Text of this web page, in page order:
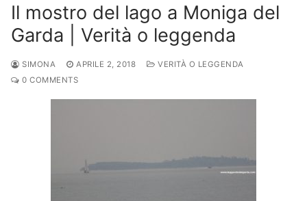
Il mostro del lago a Moniga del
Garda | Verità o leggenda
SIMONA APRILE 2, 2018
VERITÀ O LEGGENDA
0 COMMENTS